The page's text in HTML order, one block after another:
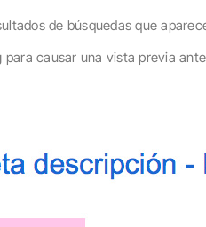
de búsquedas que
para causar una vista previa